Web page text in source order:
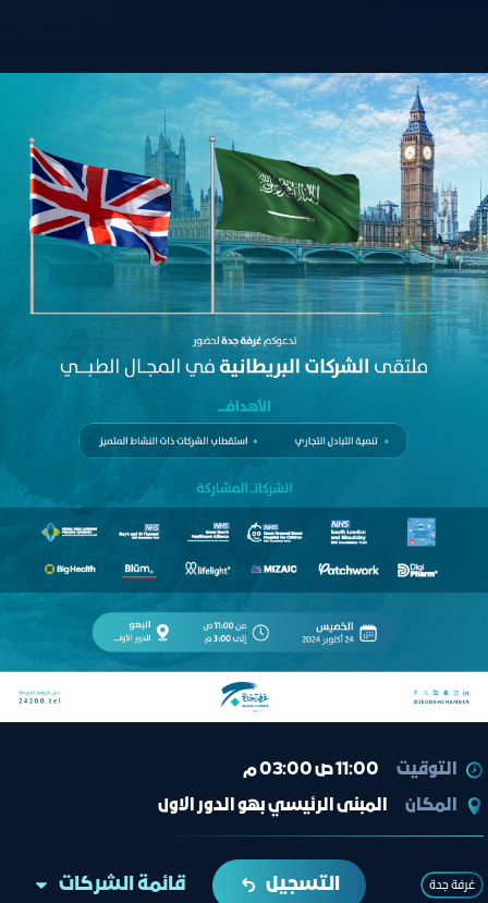
التوقيت
11:00 ص 03:00 م
المكان
المبنى الرئيسي بهو الدور الاول
غرفة جدة التسجيل قائمة الشركات